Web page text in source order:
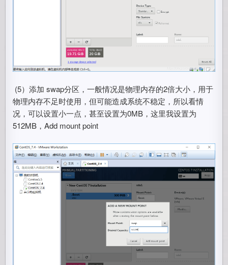
​ (5）添加 swap分区，一般情况是物理内存的2倍大小，用于
物理内存不足时使用，但可能造成系统不稳定，所以看情
况，可以设置小一点，甚至设置为0MB，这里我设置为
512MB，Add mount point